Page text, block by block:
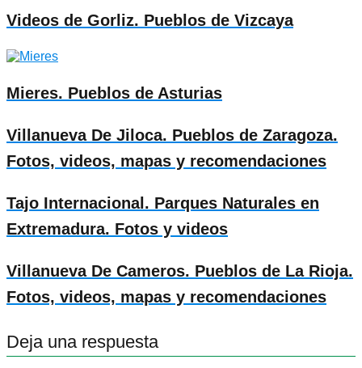
Videos de Gorliz. Pueblos de Vizcaya
Mieres. Pueblos de Asturias
Villanueva De Jiloca. Pueblos de Zaragoza.
Fotos, videos, mapas y recomendaciones
Tajo Internacional. Parques Naturales en
Extremadura. Fotos y videos
Villanueva De Cameros. Pueblos de La Rioja.
Fotos, videos, mapas y recomendaciones
Deja una respuesta